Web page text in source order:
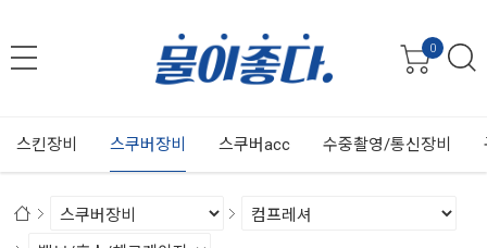
0
스킨장비 스쿠버장비 스쿠버acc 수중촬영/통신장비